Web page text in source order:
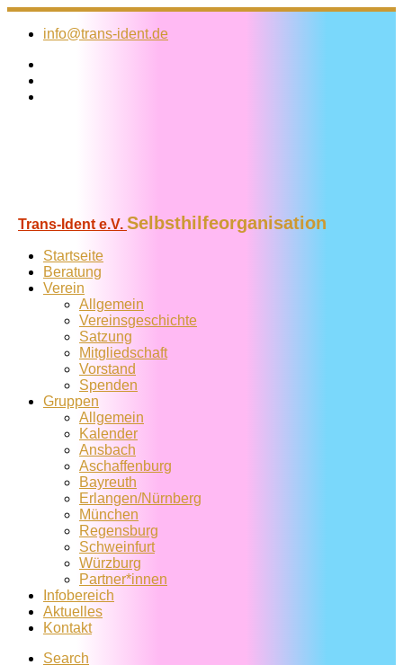
Zum
Inhalt
info@trans-ident.de
Trans-Ident e.V. Selbsthilfeorganisation
Startseite
Beratung
Verein
Allgemein
Vereins­geschichte
Satzung
Mitglied­schaft
Vorstand
Spenden
Gruppen
Allgemein
Kalender
Ansbach
Aschaffenburg
Bayreuth
Erlangen/Nürnberg
München
Regensburg
Schweinfurt
Würzburg
Partner*innen
Infobereich
Aktuelles
Kontakt
Search